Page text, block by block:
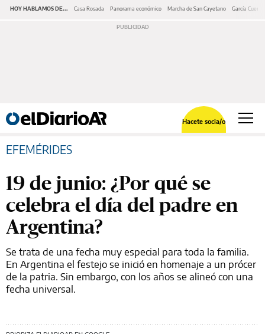
HOY HABLAMOS DE... Casa Rosada Panorama económico Marcha de San Cayetano García Cuerva
Hacete socia/o
EFEMÉRIDES
19 de junio: ¿Por qué se
celebra el día del padre en
Argentina?
Se trata de una fecha muy especial para toda la familia.
En Argentina el festejo se inició en homenaje a un prócer
de la patria. Sin embargo, con los años se alineó con una
fecha universal.